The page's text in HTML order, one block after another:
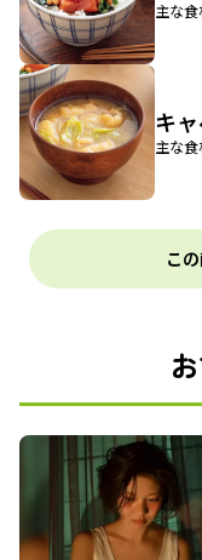
主な
キ
主な
こ